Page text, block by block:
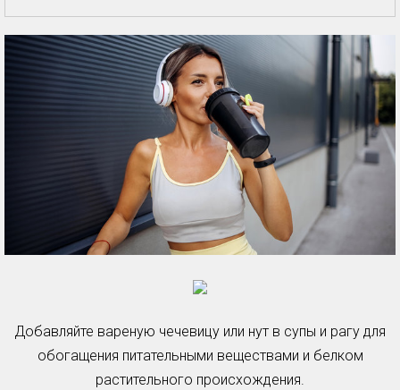
Добавляйте вареную чечевицу или нут в супы и рагу для
обогащения питательными веществами и белком
растительного происхождения.